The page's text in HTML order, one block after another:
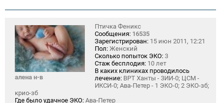
алена н-в
Птичка Феникс
Сообщения: 16535
Зарегистрирован: 15 июн 2011, 12:21
Пол: Женский
Сколько попыток ЭКО: 3
Стаж бесплодия: 10 лет
В каких клиниках проводилось
лечение: ВРТ Ханты - 3ИИ-0; ЦСМ -
ИКСИ-0; Ава-Петер - 1 ЭКО-0; 2 ЭКО-зб;
крио-зб
Где было удачное ЭКО: Ава-Петер